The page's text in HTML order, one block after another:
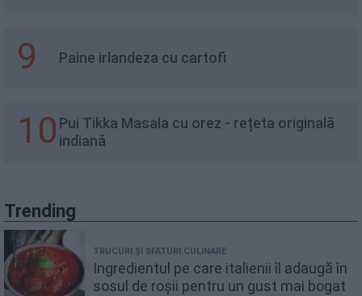
9
Paine irlandeza cu cartofi
10 Pui Tikka Masala cu orez - rețeta originală
indiană
Trending
TRUCURI ȘI SFATURI CULINARE
Ingredientul pe care italienii îl adaugă în
sosul de roșii pentru un gust mai bogat